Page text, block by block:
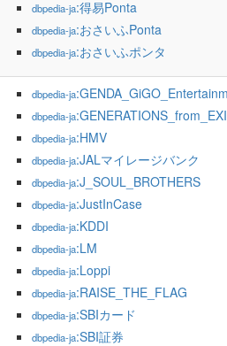
dbpedia-ja:得易Ponta
dbpedia-ja:おさいふPonta
dbpedia-ja:おさいふポンタ
dbpedia-ja
dbpedia-ja
dbpedia-ja:HMV
dbpedia-ja:JALマイレージバンク
dbpedia-ja:J_SOUL_BROTHERS
dbpedia-ja:JustInCase
dbpedia-ja:KDDI
dbpedia-ja:LM
dbpedia-ja:Loppi
dbpedia-ja:RAISE_THE_FLAG
dbpedia-ja:SBIカード
dbpedia-ja:SBI証券